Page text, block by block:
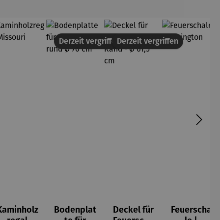
5 Sternen
Derzeit vergriffen
Bodenplat
Derzeit vergriffen
Deckel für
Feuerscha